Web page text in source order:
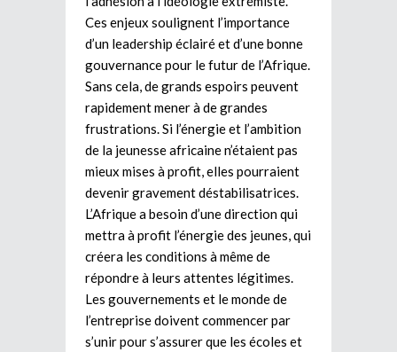
Ces enjeux soulignent l’importance
d’un leadership éclairé et d’une bonne
gouvernance pour le futur de l’Afrique.
Sans cela, de grands espoirs peuvent
rapidement mener à de grandes
frustrations. Si l’énergie et l’ambition
de la jeunesse africaine n’étaient pas
mieux mises à profit, elles pourraient
devenir gravement déstabilisatrices.
L’Afrique a besoin d’une direction qui
mettra à profit l’énergie des jeunes, qui
créera les conditions à même de
répondre à leurs attentes légitimes.
Les gouvernements et le monde de
l’entreprise doivent commencer par
s’unir pour s’assurer que les écoles et